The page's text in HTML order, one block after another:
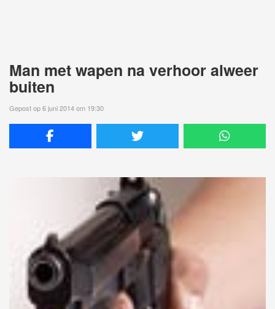
Man met wapen na verhoor alweer
buiten
Gepost op 6 juni 2014 om 19:30